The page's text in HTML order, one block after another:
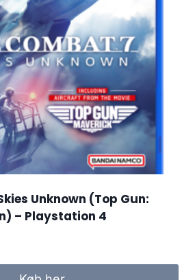
Unknown (Top Gun:
– Playstation 4